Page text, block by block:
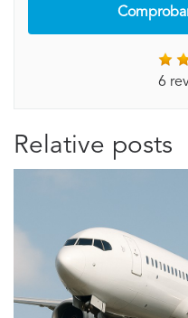
6
Relative posts